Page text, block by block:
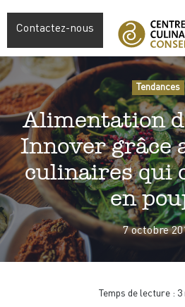
Contactez-nous
Tendances
Alimentation
Innover grâce
culinaires qui
en
7 octobre
Temps de lecture : 3